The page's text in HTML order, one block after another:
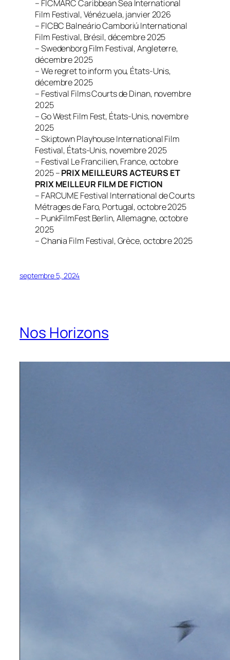
– FICMARC Caribbean Sea International
Film Festival, Vénézuela, janvier 2026
– FICBC Balneário Camboriú International
Film Festival, Brésil, décembre 2025
– Swedenborg Film Festival, Angleterre,
décembre 2025
– We regret to inform you, États-Unis,
décembre 2025
– Festival Films Courts de Dinan, novembre
2025
– Go West Film Fest, États-Unis, novembre
2025
– Skiptown Playhouse International Film
Festival, États-Unis, novembre 2025
– Festival Le Francilien, France, octobre
2025 –PRIX MEILLEURS ACTEURS ET
PRIX MEILLEUR FILM DE FICTION
– FARCUME Festival International de Courts
Métrages de Faro, Portugal, octobre 2025
– PunkFilmFest Berlin, Allemagne, octobre
2025
– Chania Film Festival, Grèce, octobre 2025
septembre 5, 2024
Nos Horizons